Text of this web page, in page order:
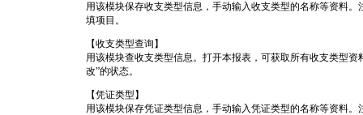
用该模块保存收支类型信息，手动输入收支类型的名称等资料
填项目。
【收支类型查询】
用该模块查收支类型信息。打开本报表，可获取所有收支类型
改”的状态。
【凭证类型】
用该模块保存凭证类型信息，手动输入凭证类型的名称等资料